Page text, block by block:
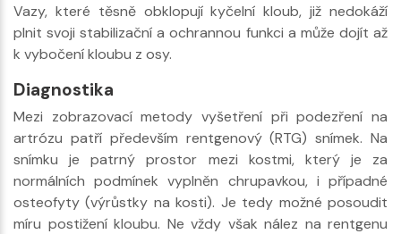
Vazy, které těsně obklopují kyčelní kloub, již nedokáží
plnit svoji stabilizační a ochrannou funkci a může dojít až
k vybočení kloubu z osy.
Diagnostika
Mezi zobrazovací metody vyšetření při podezření na
artrózu patří především rentgenový (RTG) snímek. Na
snímku je patrný prostor mezi kostmi, který je za
normálních podmínek vyplněn chrupavkou, i případné
osteofyty (výrůstky na kosti). Je tedy možné posoudit
míru postižení kloubu. Ne vždy však nález na rentgenu